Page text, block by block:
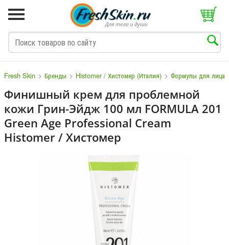
Fresh Skin > Бренды > Histomer / Хистомер (Италия) > Формулы для лица
Финишный крем для проблемной
кожи Грин-Эйдж 100 мл FORMULA 201
Green Age Professional Cream
Histomer / Хистомер
M N O P Q S T V W